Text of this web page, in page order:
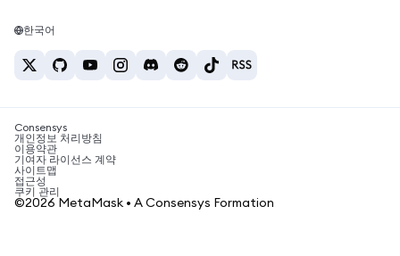
채용
테더 가격
BTC를 INR로 환전
ETH를 USDT로 환전
USDT 매수
SHIB 매수
BNB 매수
솔라나 지갑
암호화폐 세금 뉴스
암호화폐 매수 방법
비트코인 매도 방법
한국어
Consensys
개인정보 처리방침
이용약관
기여자 라이선스 계약
사이트맵
접근성
쿠키 관리
©2026 MetaMask • A Consensys Formation